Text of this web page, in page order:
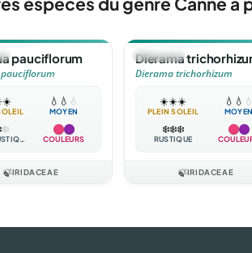
pauciflorum
☀️ 💧 💧 💧
MOYEN
❄️
SEMI-RUSTIQUE COULEURS
🍃IRIDACEAE
🪴VIVACE
Dierama
Dierama trichorhizum
☀️☀️☀️
PLEIN SOLEIL
💧 💧 💧
MOYEN
❄️❄️❄️
RUSTIQUE
🍃IRIDACEAE